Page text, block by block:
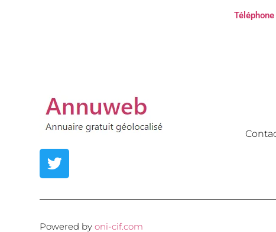
Téléphone
Powered byoni-cif.com